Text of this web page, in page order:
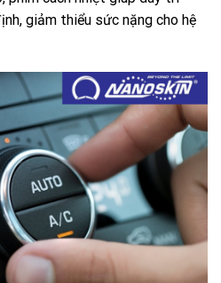
giảm thiểu sức nặng cho hệ